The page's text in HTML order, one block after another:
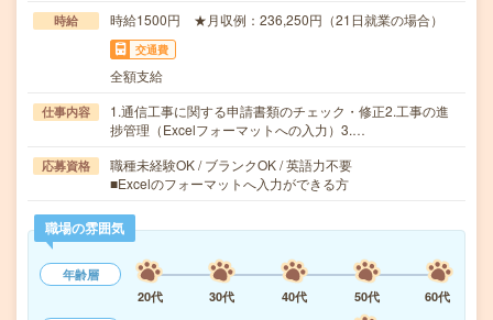
時給 時給1500円 ★月収例：236,250円（21日就業の場合）
交通費
全額支給
仕事内容
1.通信工事に関する申請書類のチェック・修正2.工事の進
捗管理（Excelフォーマットへの入力）3.…
応募資格
職種未経験OK / ブランクOK / 英語力不要
■Excelのフォーマットへ入力ができる方
職場の雰囲気
年齢層
20代
30代 40代 50代
60代